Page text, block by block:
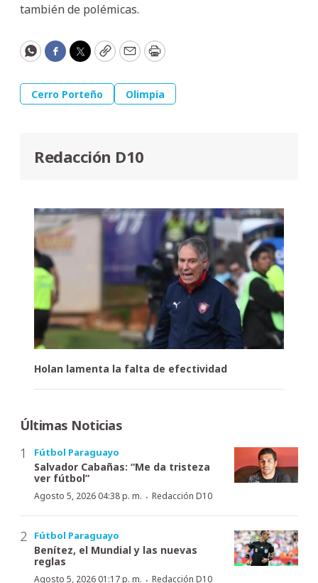
también de polémicas.
WhatsApp
Facebook
Twitter
CopyEmailPrint
Cerro Porteño Olimpia
Redacción D10
Holan lamenta la falta de efectividad
Últimas Noticias
Fútbol Paraguayo
Salvador Cabañas: “Me da tristeza
ver fútbol”
Agosto 5, 2026 04:38 p. m. · Redacción D10
Fútbol Paraguayo
Benítez, el Mundial y las nuevas
reglas
Agosto 5, 2026 01:17 p. m. Redacción D10